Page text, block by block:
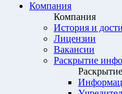
Компания
Компания
История и
Лицензии
Вакансии
Раскрытие